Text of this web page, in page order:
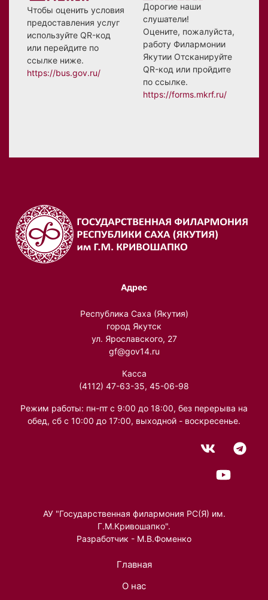
Чтобы оценить условия
предоставления услуг
используйте QR-код
или перейдите по
ссылке ниже.
https://bus.gov.ru/
Дорогие наши
слушатели!
Оцените, пожалуйста,
работу Филармонии
Якутии Отсканируйте
QR-код или пройдите
по ссылке.
https://forms.mkrf.ru/
Адрес
Республика Саха (Якутия)
город Якутск
ул. Ярославского, 27
gf@gov14.ru
Касса
(4112) 47-63-35, 45-06-98
Режим работы: пн-пт с 9:00 до 18:00, без перерыва на
обед, сб с 10:00 до 17:00, выходной - воскресенье.
АУ "Государственная филармония РС(Я) им.
Г.М.Кривошапко".
Разработчик - М.В.Фоменко
Главная
О нас